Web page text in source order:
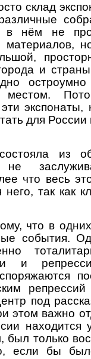
склад
в нём не
материалов,
и
для
из
не
что весь
так как
что в
события.
и
под
этом важно
находится
был только
если бы